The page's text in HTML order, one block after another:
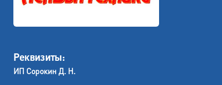
Реквизиты:
ИП Сорокин Д. Н.